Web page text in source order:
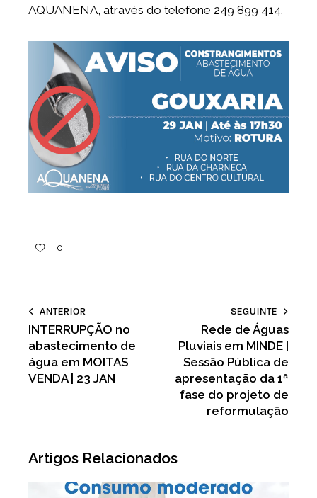
AQUANENA, através do telefone 249 899 414.
0
ANTERIOR
INTERRUPÇÃO no
abastecimento de
água em MOITAS
VENDA | 23 JAN
SEGUINTE
Rede de Águas
Pluviais em MINDE |
Sessão Pública de
apresentação da 1ª
fase do projeto de
reformulação
Artigos Relacionados